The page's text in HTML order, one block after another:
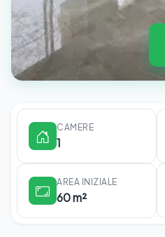
CAMERE
1
AREA INIZIALE
60 m²